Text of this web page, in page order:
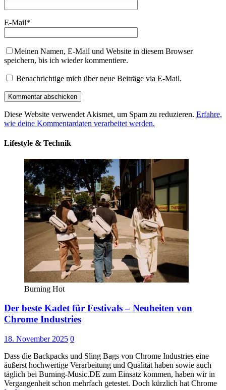
E-Mail*
Meinen Namen, E-Mail und Website in diesem Browser
speichern, bis ich wieder kommentiere.
Benachrichtige mich über neue Beiträge via E-Mail.
Diese Website verwendet Akismet, um Spam zu reduzieren. Erfahre,
wie deine Kommentardaten verarbeitet werden.
Lifestyle & Technik
Burning Hot
Der beste Kadet für Festivals – Neuheiten von
Chrome Industries
18. November 2025 0
Dass die Backpacks und Sling Bags von Chrome Industries eine
äußerst hochwertige Verarbeitung und Qualität haben sowie auch
täglich bei Burning-Music.DE zum Einsatz kommen, haben wir in
Vergangenheit schon mehrfach getestet. Doch kürzlich hat Chrome